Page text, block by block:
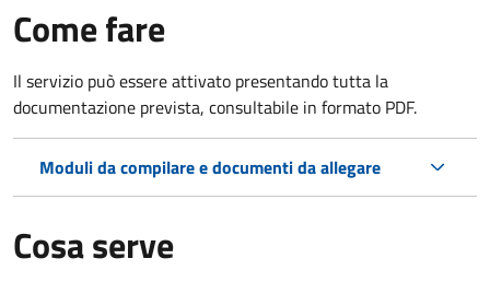
Come fare
Il servizio può essere attivato presentando tutta la
documentazione prevista, consultabile in formato PDF.
Moduli da compilare e documenti da allegare
Cosa serve